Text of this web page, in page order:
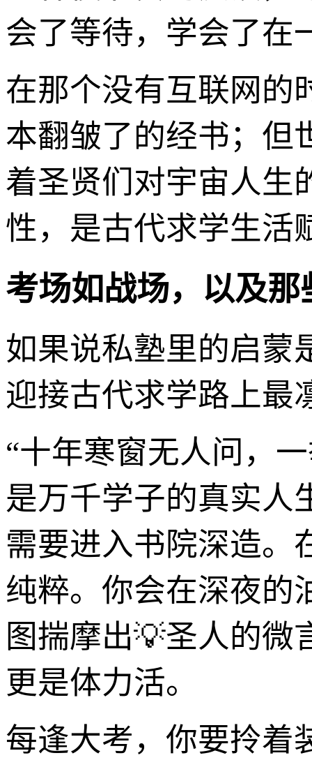
会了等待，学会了在
在那个没有互联网的
本翻皱了的经书；但
着圣贤们对宇宙人生
性，是古代求学生活
考场如战场，以及
如果说私塾里的启蒙
迎接古代求学路上
“十年寒窗无人问，
是万千学子的真实人
需要进入书院深造。
纯粹。你会在深夜的
图揣摩出💡圣人的微
更是体力活。
每逢大考，你要拎着